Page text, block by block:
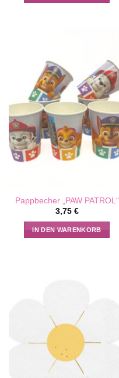
Pappbecher „PAW PATROL“
3,75 €
IN DEN WARENKORB